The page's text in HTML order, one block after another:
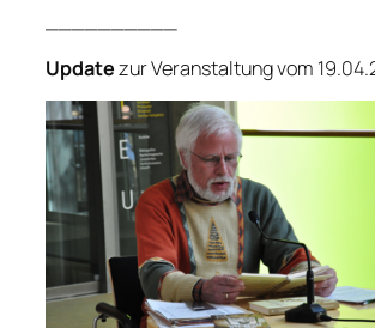
Updatezur Veranstaltung vom